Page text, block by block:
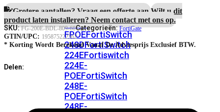
FortiSwitch
224D-
FPOEFortiSwitch
248DFortiSwitch
224EFortiswitch
224E-
POEFortiSwitch
248E-
POEFortiSwitch
248E-
Grotere aantallen? Vraag een offerte aan.Wilt u dit
product laten installeren? Neem contact met ons op.
SKU:FG-200E-BDL-809-60Categorieën:FortiGate
GTIN/UPC: 195875222562
* Korting Wordt Berekend Vanaf De Adviesprijs Exclusief BTW.
Delen: